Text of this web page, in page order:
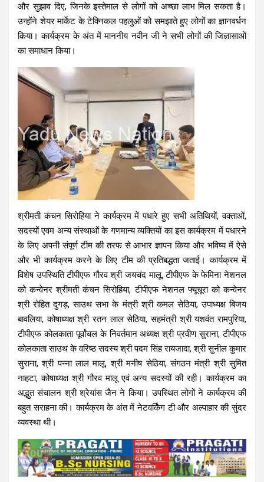
और सुझाव दिए, जिनके इस्तेमाल से लोगों को अच्छा लाभ मिल सकता है।
उन्होंने शेयर मार्केट के टेक्निकल पहलुओं को समझाते हुए लोगों का ज्ञानवर्धन
किया। कार्यक्रम के अंत में माननीय नवीन जी ने सभी लोगों की जिज्ञासाओं
का समाधान किया।
श्रीमती कंचन सिरोहिया ने कार्यक्रम में पधारे हुए सभी अतिथियों, वक्ताओं,
सदस्यों एवम अन्य संस्थाओं के गणमान्य व्यक्तियों का इस कार्यक्रम में पधारने
के लिए अपनी संपूर्ण टीम की तरफ से आभार ज्ञापन किया और भविष्य में ऐसे
और भी कार्यक्रम करने के लिए टीम की प्रतिबद्धता जताई। कार्यक्रम में
विशेष उपस्थिति टीपीएफ गौरव श्री जयचंद मालू, टीपीएफ के फेमिना नेशनल
को कन्वेनर श्रीमती कंचन सिरोहिया, टीपीएफ नेशनल फ्यूचूरा को कन्वेनर
श्री रोहित दुगड़, साउथ सभा के मंत्री श्री कमल सेठिया, उपाध्यक्ष बिजय
बावलिया, कोषाध्यक्ष श्री रतन लाल सेठिया, सहमंत्री श्री यशवंत रामपुरिया,
टीपीएफ कोलकाता पूर्वांचल के निवर्तमान अध्यक्ष श्री प्रवीण सुराना, टीपीएफ
कोलकाता साउथ के वरिष्ठ सदस्य श्री पदम सिंह रायजादा, श्री सुनील कुमार
सुराना, श्री पन्ना लाल मालू, श्री मनीष सेठिया, संगठन मंत्री श्री सुमित
नाहटा, कोषाध्यक्ष श्री गौरव मालू एवं अन्य सदस्यों की रही। कार्यक्रम का
अद्भुत संचालन श्री श्रेयांस जैन ने किया। उपस्थित लोगों ने कार्यक्रम की
बहुत सराहना की। कार्यक्रम के अंत में नेटवर्किंग टी और अल्पाहार की सुंदर
व्यवस्था थी।